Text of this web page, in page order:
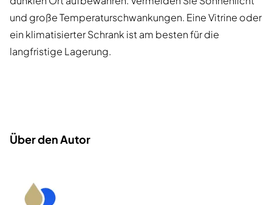
und große Temperaturschwankungen. Eine Vitrine oder
ein klimatisierter Schrank ist am besten für die
langfristige Lagerung.
Über den Autor